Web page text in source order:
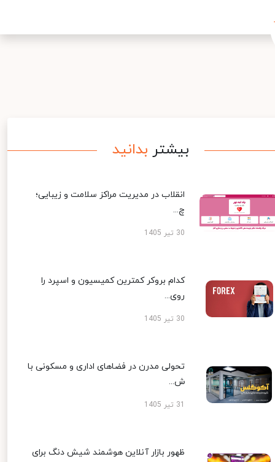
بیشتر بدانید
انقلاب در مدیریت مراکز سلامت و زیبایی؛
چ...
30 تیر 1405
کدام بروکر کمترین کمیسیون و اسپرد را
روی...
30 تیر 1405
تحولی مدرن در فضاهای اداری و مسکونی با
ش...
ظهور بازار آنلاین هوشمند شیش دنگ برای